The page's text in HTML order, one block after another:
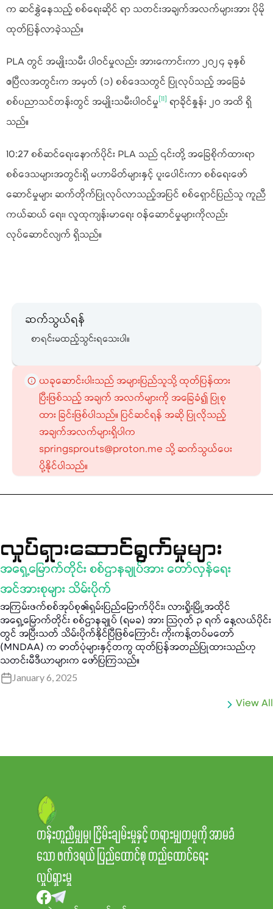
က ဆင်နွှဲနေသည့် စစ်ရေးဆိုင် ရာ သတင်းအချက်အလက်များအား ပိုမို
ထုတ်ပြန်လာခဲ့သည်။
PLA တွင် အမျိုးသမီး ပါဝင်မှုလည်း အားကောင်းကာ ၂၀၂၄ ခုနှစ်
ဧပြီလအတွင်းက အမှတ် (၁) စစ်ဒေသတွင် ပြုလုပ်သည့် အခြေခံ
စစ်ပညာသင်တန်းတွင် အမျိုးသမီးပါဝင်မှု[11] ရာခိုင်နှုန်း ၂၀ အထိ ရှိ
သည်။
10:27 စစ်ဆင်ရေးနောက်ပိုင်း PLA သည် ၎င်းတို့ အခြေစိုက်ထားရာ
စစ်ဒေသများအတွင်းရှိ မဟာမိတ်များနှင့် ပူးပေါင်းကာ စစ်ရေးဖော်
ဆောင်မှုများ ဆက်တိုက်ပြုလုပ်လာသည့်အပြင် စစ်ရှောင်ပြည်သူ ကူညီ
ကယ်ဆယ် ရေး၊ လူထုကျန်းမာရေး ဝန်ဆောင်မှုများကိုလည်း
လုပ်ဆောင်လျက် ရှိသည်။
ဆက်သွယ်ရန်
စာရင်းမထည့်သွင်းရသေးပါ။
ယခုဆောင်းပါးသည် အများပြည်သူသို့ ထုတ်ပြန်ထား
ပြီးဖြစ်သည့် အချက် အလက်များကို အခြေခံ၍ ပြုစု
ထား ခြင်းဖြစ်ပါသည်။ ပြင်ဆင်ရန် အဆို ပြုလိုသည့်
အချက်အလက်များရှိပါက
springsprouts@proton.me သို့ ဆက်သွယ်ပေး
ပို့နိုင်ပါသည်။
လှုပ်ရှားဆောင်ရွက်မှုများ
အရှေ့မြောက်တိုင်း စစ်ဌာနချုပ်အား တော်လှန်ရေး
အင်အားစုများ သိမ်းပိုက်
အကြမ်းဖက်စစ်အုပ်စု၏ရှမ်းပြည်မြောက်ပိုင်း၊ လားရှိုးမြို့အထိုင်
အရှေ့မြောက်တိုင်း စစ်ဌာနချုပ် (ရမခ) အား သြဂုတ် ၃ ရက် နေ့လယ်ပိုင်း
တွင် အပြီးသတ် သိမ်းပိုက်နိုင်ပြီဖြစ်ကြောင်း ကိုးကန့်တပ်မတော်
(MNDAA) က ဓာတ်ပုံများနှင့်တကွ ထုတ်ပြန်အတည်ပြုထားသည်ဟု
သတင်းမီဒီယာများက ဖော်ပြကြသည်။
January 6, 2025
View All
တန်းတူညီမျှမှု၊ ငြိမ်းချမ်းမှုနှင့် တရားမျှတမှုကို အာမခံ
သော ဖက်ဒရယ် ပြည်ထောင်စု တည်ထောင်ရေး
လှုပ်ရှားမှု